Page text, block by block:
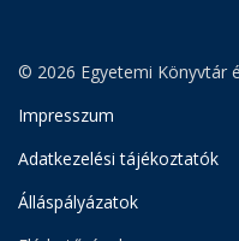
© 2026 Egyetemi Könyvtár
Impresszum
Adatkezelési tájékoztatók
Álláspályázatok